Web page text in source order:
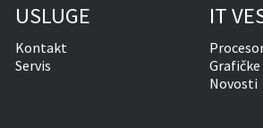
USLUGE
Kontakt
Servis
IT
Novosti